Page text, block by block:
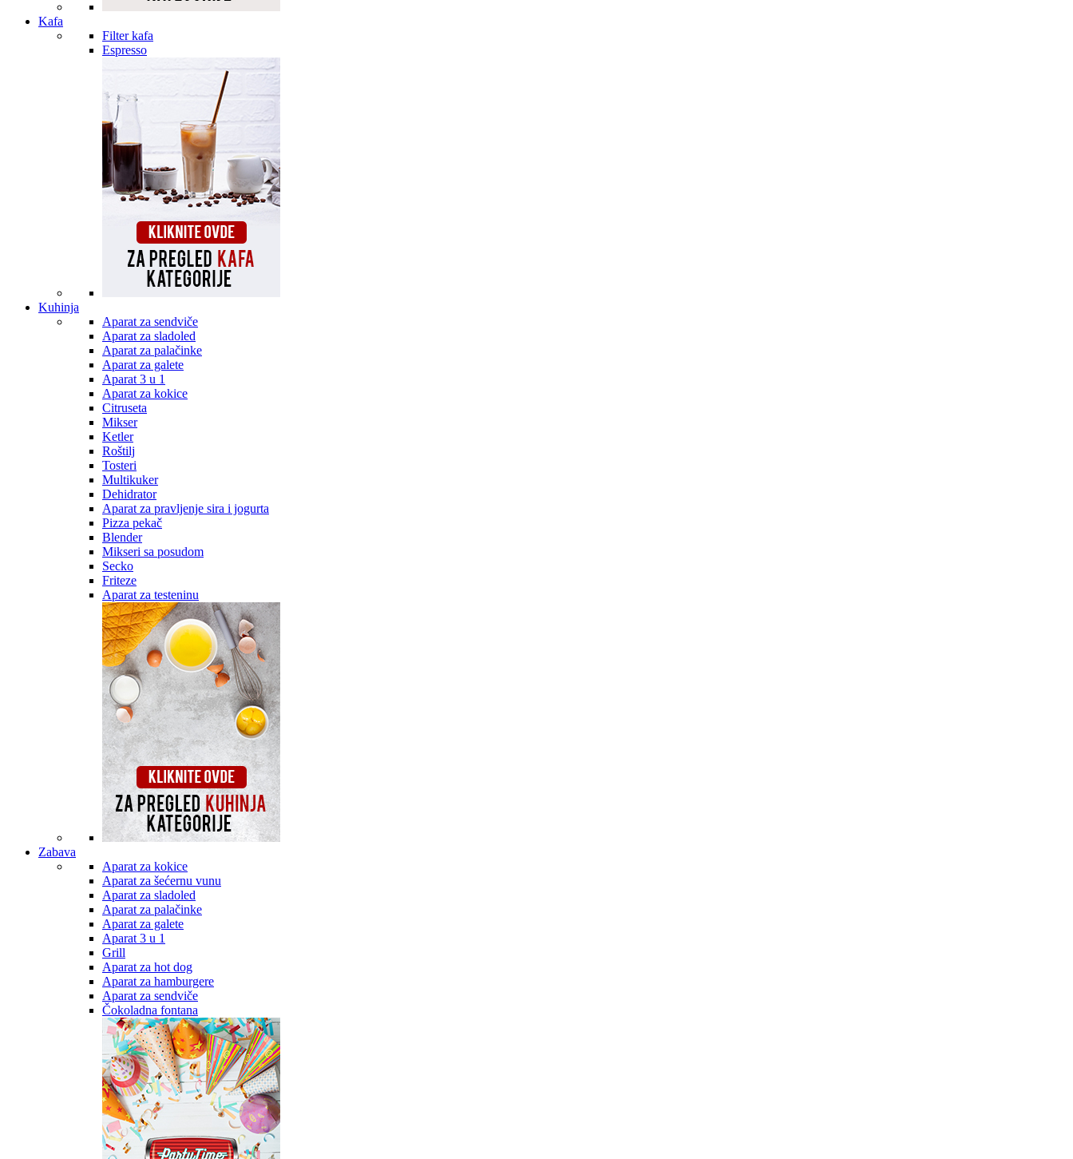
Kafa
Filter kafa
Espresso
Kuhinja
Aparat za sendviče
Aparat za sladoled
Aparat za palačinke
Aparat za galete
Aparat 3 u 1
Aparat za kokice
Citruseta
Mikser
Ketler
Roštilj
Tosteri
Multikuker
Dehidrator
Aparat za pravljenje sira i jogurta
Pizza pekač
Blender
Mikseri sa posudom
Secko
Friteze
Aparat za testeninu
Zabava
Aparat za kokice
Aparat za šećernu vunu
Aparat za sladoled
Aparat za palačinke
Aparat za galete
Aparat 3 u 1
Grill
Aparat za hot dog
Aparat za hamburgere
Aparat za sendviče
Čokoladna fontana